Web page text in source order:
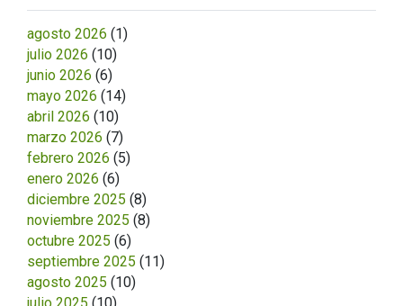
agosto 2026 (1)
julio 2026 (10)
junio 2026 (6)
mayo 2026 (14)
abril 2026 (10)
marzo 2026 (7)
febrero 2026 (5)
enero 2026 (6)
diciembre 2025 (8)
noviembre 2025 (8)
octubre 2025 (6)
septiembre 2025 (11)
agosto 2025 (10)
julio 2025 (10)